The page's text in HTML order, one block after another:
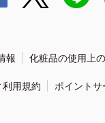
報 化粧品の使用上
用規約 ポイント